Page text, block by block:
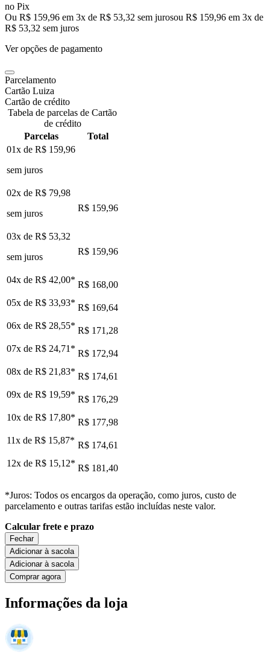
no Pix
Ou R$ 159,96 em 3x de R$ 53,32 sem jurosou R$ 159,96 em 3x de
R$ 53,32 sem juros
Ver opções de pagamento
Parcelamento
Cartão Luiza
Cartão de crédito
Tabela de parcelas de Cartão
de crédito
Parcelas
Total
01x de R$ 159,96
sem juros
02x de R$ 79,98
sem juros
R$ 159,96
03x de R$ 53,32
sem juros
R$ 159,96
04x de R$ 42,00* R$ 168,00
05x de R$ 33,93* R$ 169,64
06x de R$ 28,55* R$ 171,28
07x de R$ 24,71 * R$ 172,94
08x de R$ 21,83* R$ 174,61
09x de R$ 19,59* R$ 176,29
10x de R$ 17,80* R$ 177,98
11x de R$ 15,87* R$ 174,61
12x de R$ 15,12* R$ 181,40
*Juros: Todos os encargos da operação, como juros, custo de
parcelamento e outras tarifas estão incluídas neste valor.
Calcular frete e prazo
Fechar
Adicionar à sacola
Adicionar à sacola
Comprar agora
Informações da loja